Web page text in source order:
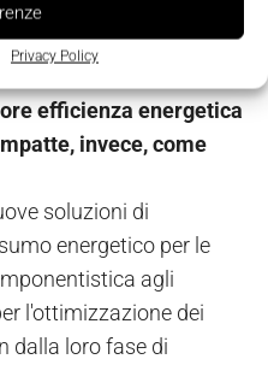
Privacy Policy
di queste funzioni
i tempi di fermo.
efficienza energetica
invece, come
soluzioni di
energetico per le
agli
l'ottimizzazione dei
dalla loro fase di